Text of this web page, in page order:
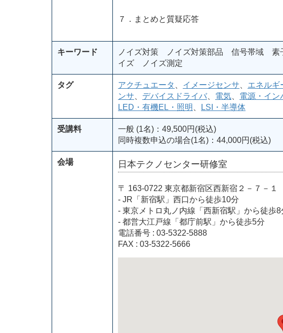
７．まとめと質疑応答
キーワード
ノイズ対策 ノイズ対策部品 信号帯域 素
イズ ノイズ測定
タグ アクチュエータ イメージセンサ エネルギ
ンサ
デバイスドライバ、 電気 電源・イン
LED・有機EL・照明
LSI・半導体
受講料
一般 (1名)：49,500円(税込)
同時複数申込の場合(1名)：44,000円(税込)
会場 日本テクノセンター研修室
〒 163-0722 東京都新宿区西新宿２－７－
- JR「新宿駅」西口から徒歩10分
- 東京メトロ丸ノ内線「西新宿駅」から徒歩8
- 都営大江戸線「都庁前駅」から徒歩5分
電話番号 : 03-5322-5888
FAX : 03-5322-5666